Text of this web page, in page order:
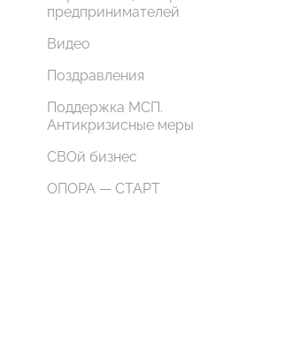
предпринимателей
Видео
Поздравления
Поддержка МСП.
Антикризисные меры
СВОй бизнес
ОПОРА — СТАРТ